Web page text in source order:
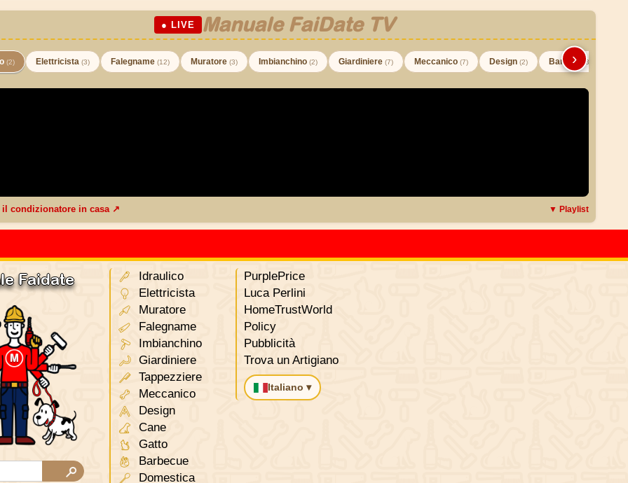
● LIVE Manuale FaiDate TV
(2) Elettricista (3) Falegname (12) Muratore (3) Imbianchino (2) Giardiniere (7) Meccanico (7) Design (2) Barman (3)
›
il condizionatore in casa ↗ ▼ Playlist
Faidate
Idraulico
Elettricista
Muratore
Falegname
Imbianchino
Giardiniere
Tappezziere
Meccanico
Design
Cane
Gatto
Barbecue
Domestica
PurplePrice
Luca Perlini
HomeTrustWorld
Policy
Pubblicità
Trova un Artigiano
Italiano ▾